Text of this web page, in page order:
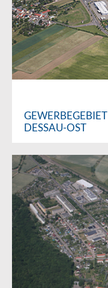
GEWERBEGEBIET
DESSAU-OST